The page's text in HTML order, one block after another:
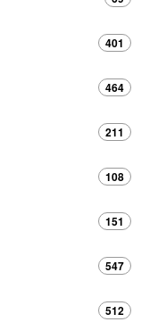
401
464
211
108
151
547
512